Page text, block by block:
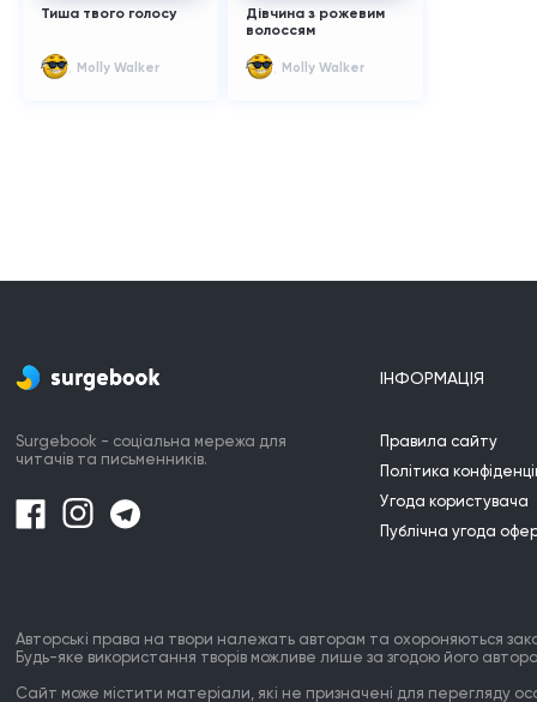
Тиша твого голосу
Molly Walker
Дівчина з рожевим
волоссям
Molly Walker
Surgebook - соціальна мережа для
читачів та письменників.
ІНФОРМАЦІЯ
Правила сайту
Політика
Угода користувача
Публічна угода
Авторські права на твори належать авторам та охороняються
Будь-яке використання творів можливе лише за згодою його
Сайт може містити матеріали, які не призначені для перегляду